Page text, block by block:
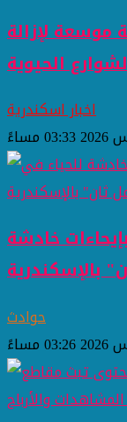
لإزالة
الحيوية
اخبار اسكندرية
خادشة
بالإسكندرية
حوادث